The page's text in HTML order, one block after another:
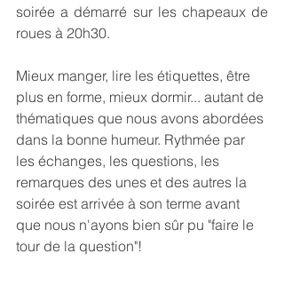
soirée a démarré sur les chapeaux de
roues à 20h30.
Mieux manger, lire les étiquettes, être
plus en forme, mieux dormir... autant de
thématiques que nous avons abordées
dans la bonne humeur. Rythmée par
les échanges, les questions, les
remarques des unes et des autres la
soirée est arrivée à son terme avant
que nous n'ayons bien sûr pu "faire le
tour de la question"!